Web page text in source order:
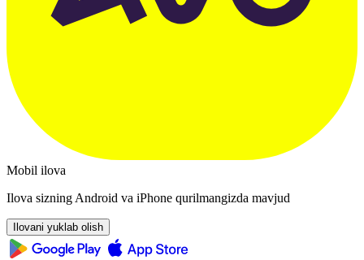
Mobil ilova
Ilova sizning Android va iPhone qurilmangizda mavjud
Ilovani yuklab olish